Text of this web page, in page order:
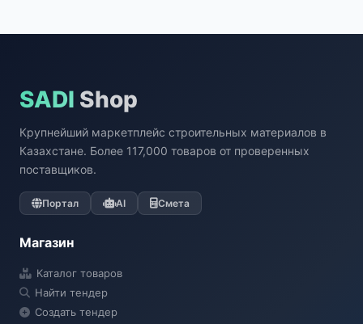
SADI Shop
Крупнейший маркетплейс строительных материалов в
Казахстане. Более 117,000 товаров от проверенных
поставщиков.
Портал AI Смета
Магазин
Каталог товаров
Найти тендер
Создать тендер